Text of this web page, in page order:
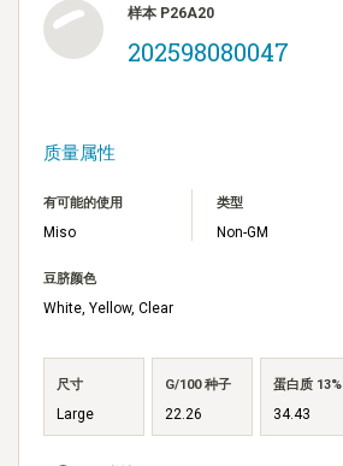
样本 P26A20
202598080047
质量属性
有可能的使用
Miso
类型
Non-GM
豆脐颜色
White, Yellow, Clear
尺寸
Large
G/100 种子
22.26
蛋白质 13%
34.43